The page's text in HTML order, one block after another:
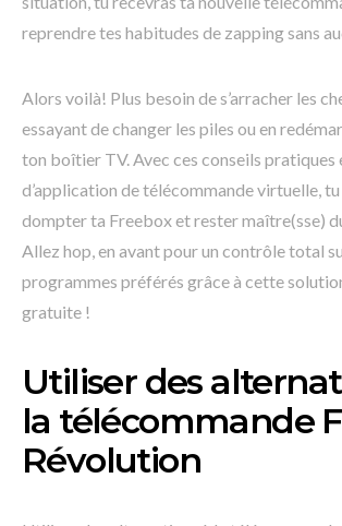
reprendre tes habitudes de zapping sans
Alors voilà! Plus besoin de s’arracher les
essayant de changer les piles ou en
ton boîtier TV. Avec ces conseils
d’application de télécommande virtuelle, tu
dompter ta Freebox et rester maître(sse)
Allez hop, en avant pour un contrôle total
programmes préférés grâce à cette
gratuite !
Utiliser des
la télécommande
Révolution